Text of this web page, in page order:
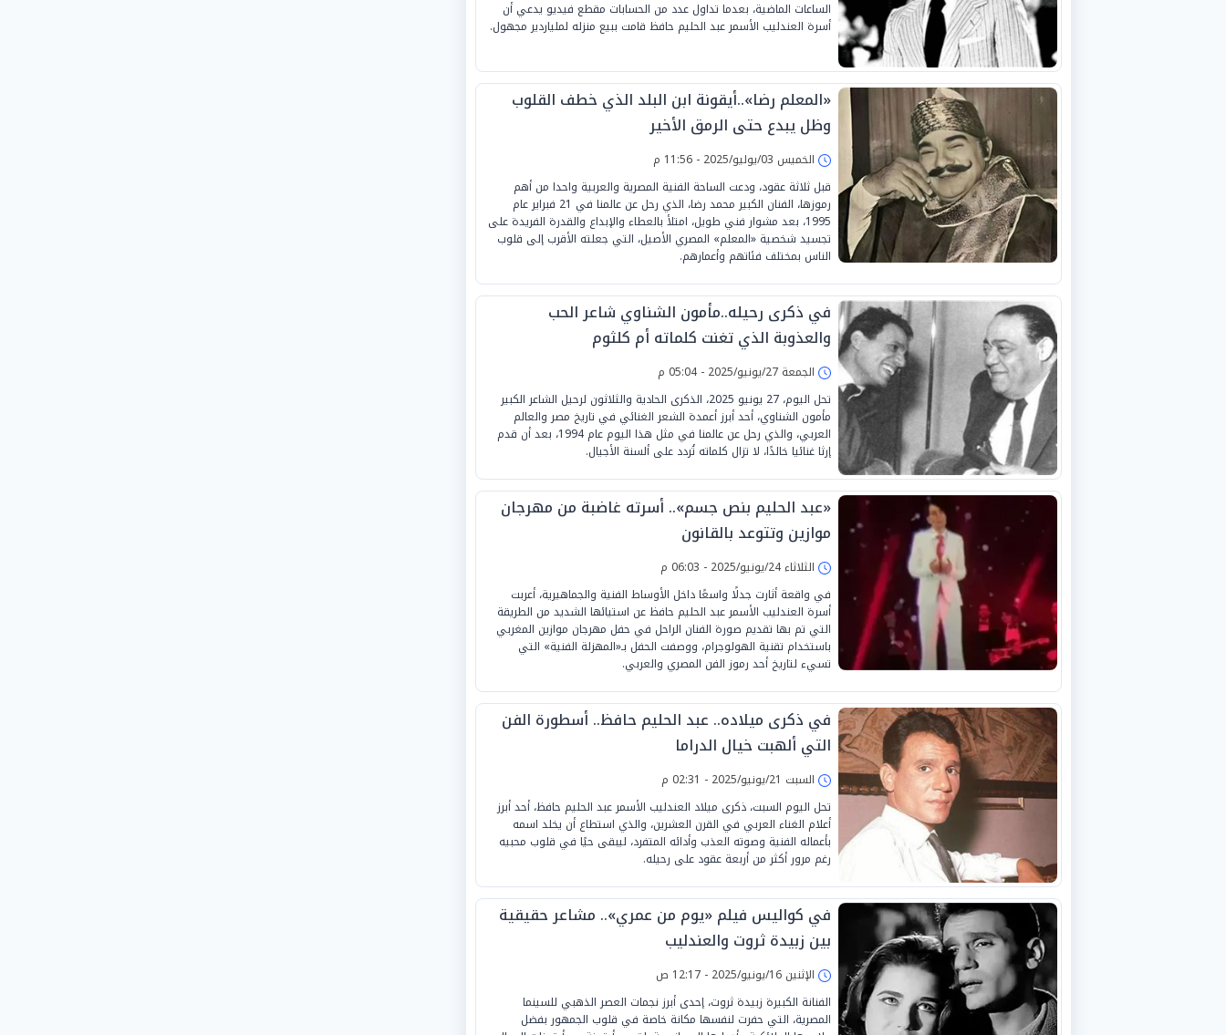
الساعات الماضية، بعدما تداول عدد من الحسابات مقطع فيديو يدعي أن
أسرة العندليب الأسمر عبد الحليم حافظ قامت ببيع منزله لملياردير مجهول.
«المعلم رضا»..أيقونة ابن البلد الذي خطف القلوب
وظل يبدع حتى الرمق الأخير
الخميس 03/يوليو/2025 - 11:56 م
قبل ثلاثة عقود، ودعت الساحة الفنية المصرية والعربية واحدا من أهم
رموزها، الفنان الكبير محمد رضا، الذي رحل عن عالمنا في 21 فبراير عام
1995، بعد مشوار فني طويل، امتلأ بالعطاء والإبداع والقدرة الفريدة على
تجسيد شخصية «المعلم» المصري الأصيل، التي جعلته الأقرب إلى قلوب
الناس بمختلف فئاتهم وأعمارهم.
في ذكرى رحيله..مأمون الشناوي شاعر الحب
والعذوبة الذي تغنت كلماته أم كلثوم
الجمعة 27/يونيو/2025 - 05:04 م
تحل اليوم، 27 يونيو 2025، الذكرى الحادية والثلاثون لرحيل الشاعر الكبير
مأمون الشناوي، أحد أبرز أعمدة الشعر الغنائي في تاريخ مصر والعالم
العربي، والذي رحل عن عالمنا في مثل هذا اليوم عام 1994، بعد أن قدم
إرثا غنائيا خالدًا، لا تزال كلماته تُردد على ألسنة الأجيال.
«عبد الحليم بنص جسم».. أسرته غاضبة من مهرجان
موازين وتتوعد بالقانون
الثلاثاء 24/يونيو/2025 - 06:03 م
في واقعة أثارت جدلًا واسعًا داخل الأوساط الفنية والجماهيرية، أعربت
أسرة العندليب الأسمر عبد الحليم حافظ عن استيائها الشديد من الطريقة
التي تم بها تقديم صورة الفنان الراحل في حفل مهرجان موازين المغربي
باستخدام تقنية الهولوجرام، ووصفت الحفل بـ«المهزلة الفنية» التي
تسيء لتاريخ أحد رموز الفن المصري والعربي.
في ذكرى ميلاده.. عبد الحليم حافظ.. أسطورة الفن
التي ألهبت خيال الدراما
السبت 21/يونيو/2025 - 02:31 م
تحل اليوم السبت، ذكرى ميلاد العندليب الأسمر عبد الحليم حافظ، أحد أبرز
أعلام الغناء العربي في القرن العشرين، والذي استطاع أن يخلد اسمه
بأعماله الفنية وصوته العذب وأدائه المتفرد، ليبقى حيًا في قلوب محبيه
رغم مرور أكثر من أربعة عقود على رحيله.
في كواليس فيلم «يوم من عمري».. مشاعر حقيقية
بين زبيدة ثروت والعندليب
الإثنين 16/يونيو/2025 - 12:17 ص
الفنانة الكبيرة زبيدة ثروت، إحدى أبرز نجمات العصر الذهبي للسينما
المصرية، التي حفرت لنفسها مكانة خاصة في قلوب الجمهور بفضل